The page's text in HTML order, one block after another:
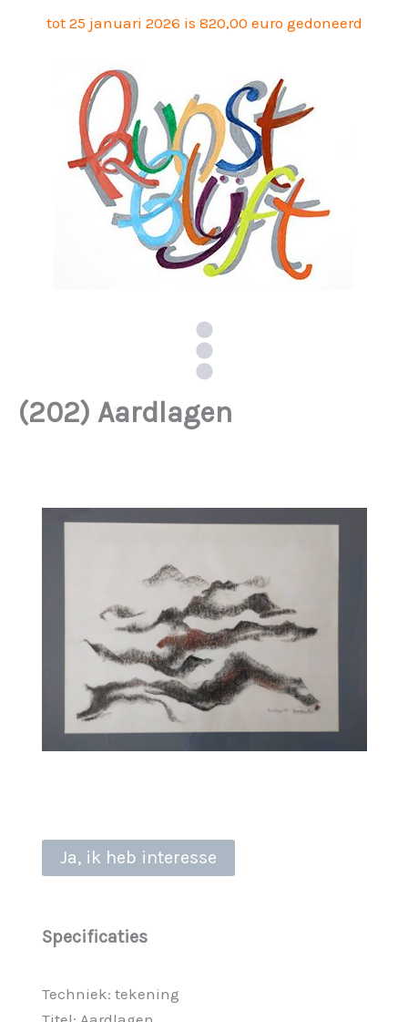
tot 25 januari 2026 is 820,00 euro gedoneerd
(202) Aardlagen
Ja, ik heb interesse
Specificaties
Techniek: tekening